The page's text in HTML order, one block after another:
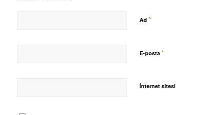
Ad *
E-posta *
İnternet sitesi